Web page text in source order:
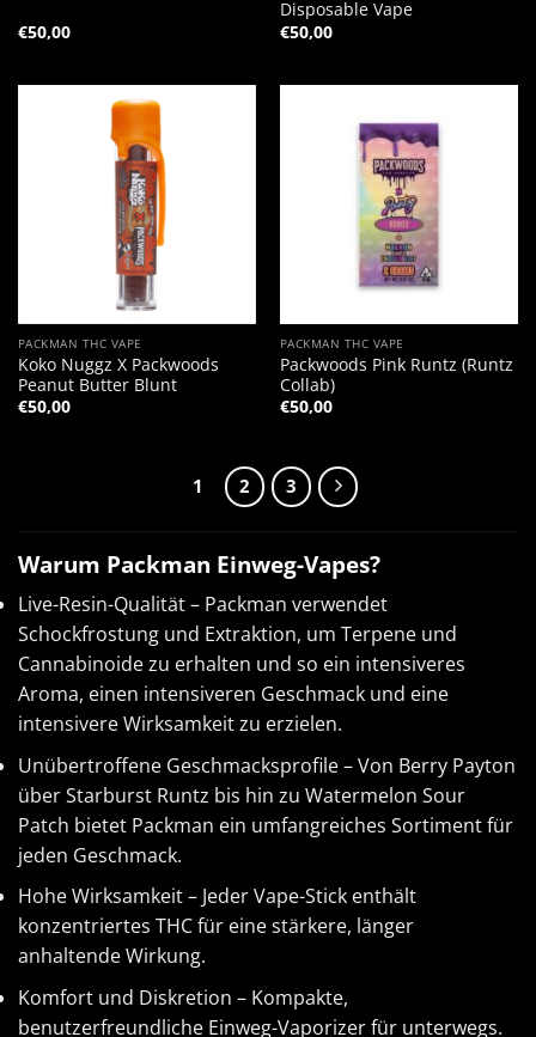
€50,00
Disposable Vape
€50,00
PACKMAN THC VAPE
Koko Nuggz X Packwoods
Peanut Butter Blunt
€50,00
PACKMAN THC VAPE
Packwoods Pink Runtz (Runtz
Collab)
€50,00
1 2 3
Warum Packman Einweg-Vapes?
Live-Resin-Qualität – Packman verwendet
Schockfrostung und Extraktion, um Terpene und
Cannabinoide zu erhalten und so ein intensiveres
Aroma, einen intensiveren Geschmack und eine
intensivere Wirksamkeit zu erzielen.
Unübertroffene Geschmacksprofile – Von Berry Payton
über Starburst Runtz bis hin zu Watermelon Sour
Patch bietet Packman ein umfangreiches Sortiment für
jeden Geschmack.
Hohe Wirksamkeit – Jeder Vape-Stick enthält
konzentriertes THC für eine stärkere, länger
anhaltende Wirkung.
Komfort und Diskretion – Kompakte,
benutzerfreundliche Einweg-Vaporizer für unterwegs.